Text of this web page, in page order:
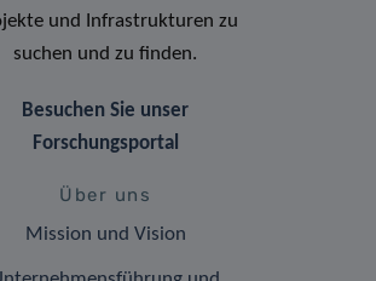
und Infrastrukturen zu
suchen und zu finden.
Besuchen Sie unser
Forschungsportal
Über uns
Mission und Vision